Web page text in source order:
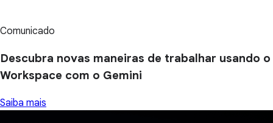
Comunicado
Descubra novas maneiras de trabalhar usando o
Workspace com o Gemini
Saiba mais